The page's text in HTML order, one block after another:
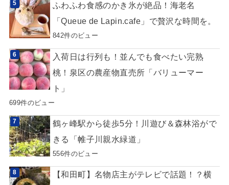
ふわふわ食感のかき氷が絶品！海老名
「Queue de Lapin.cafe」で贅沢な時間を。
842件のビュー
入荷日は行列も！並んでも食べたい完熟
桃！泉区の農産物直売所「バリューマー
ト」
699件のビュー
鶴ヶ峰駅から徒歩5分！川遊び＆森林浴がで
きる「帷子川親水緑道」
556件のビュー
【和田町】名物店主がテレビで話題！？横